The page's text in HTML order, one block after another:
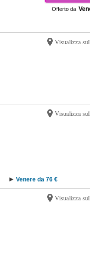
Offerto da
Visualizza
Visualizza
Venere da 76 €
Visualizza